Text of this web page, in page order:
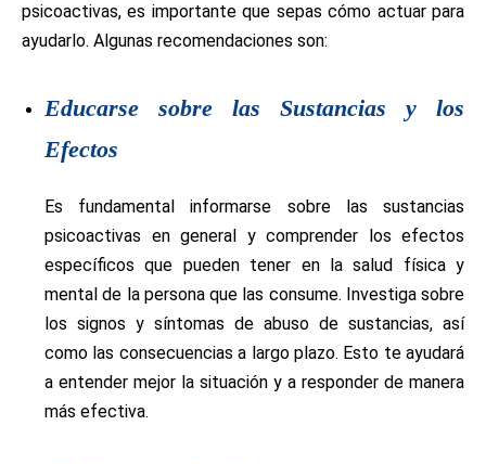
psicoactivas, es importante que sepas cómo actuar para
ayudarlo. Algunas recomendaciones son:
Educarse sobre las Sustancias y los
Efectos
Es fundamental informarse sobre las sustancias
psicoactivas en general y comprender los efectos
específicos que pueden tener en la salud física y
mental de la persona que las consume. Investiga sobre
los signos y síntomas de abuso de sustancias, así
como las consecuencias a largo plazo. Esto te ayudará
a entender mejor la situación y a responder de manera
más efectiva.